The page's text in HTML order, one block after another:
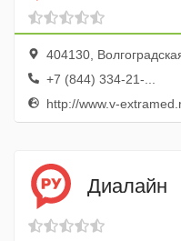
404130, Волгоградская
+7 (844) 334-21-...
http://www.v-
Диалайн